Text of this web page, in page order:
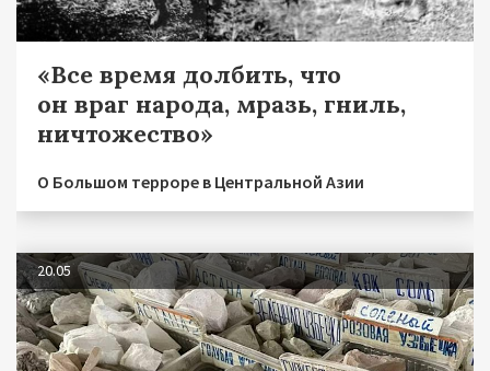
«Все время долбить, что
он враг народа, мразь, гниль,
ничтожество»
О Большом терроре в Центральной Азии
20.05